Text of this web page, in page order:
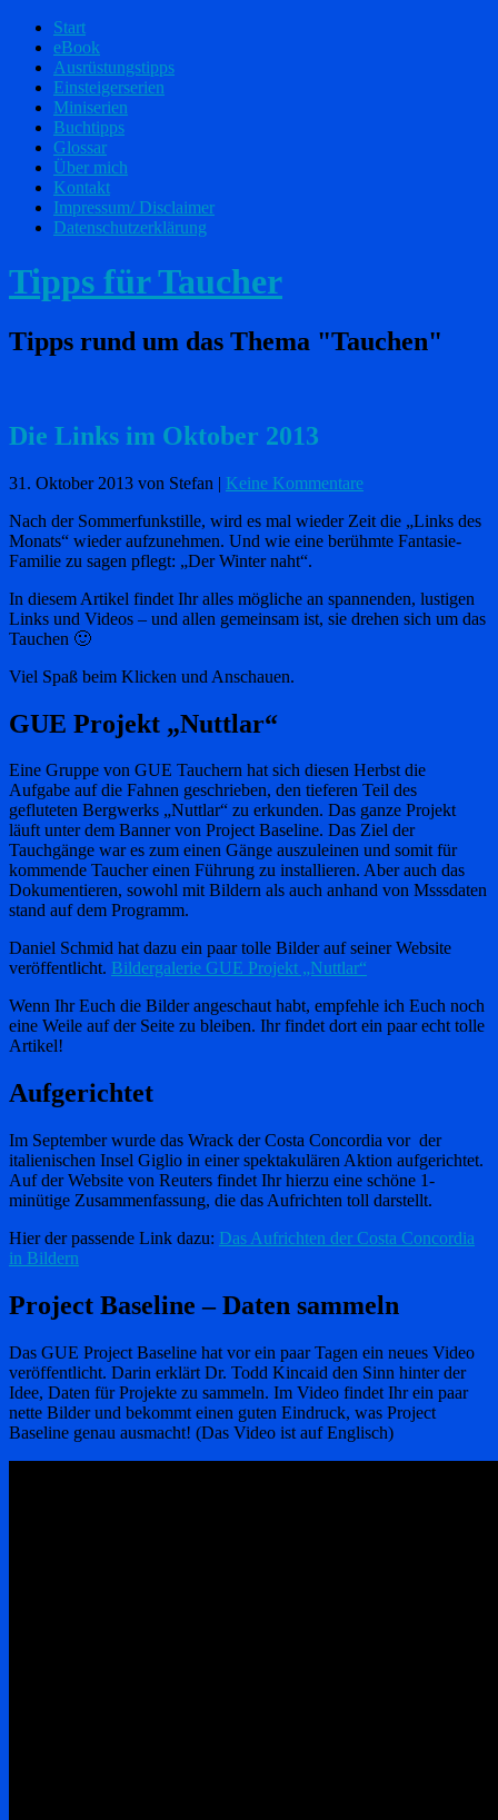
Start
eBook
Ausrüstungstipps
Einsteigerserien
Miniserien
Buchtipps
Glossar
Über mich
Kontakt
Impressum/ Disclaimer
Datenschutzerklärung
Tipps für Taucher
Tipps rund um das Thema "Tauchen"
Die Links im Oktober 2013
31. Oktober 2013 von Stefan | Keine Kommentare
Nach der Sommerfunkstille, wird es mal wieder Zeit die „Links des
Monats“ wieder aufzunehmen. Und wie eine berühmte Fantasie-
Familie zu sagen pflegt: „Der Winter naht“.
In diesem Artikel findet Ihr alles mögliche an spannenden, lustigen
Links und Videos – und allen gemeinsam ist, sie drehen sich um das
Tauchen 🙂
Viel Spaß beim Klicken und Anschauen.
GUE Projekt „Nuttlar“
Eine Gruppe von GUE Tauchern hat sich diesen Herbst die
Aufgabe auf die Fahnen geschrieben, den tieferen Teil des
gefluteten Bergwerks „Nuttlar“ zu erkunden. Das ganze Projekt
läuft unter dem Banner von Project Baseline. Das Ziel der
Tauchgänge war es zum einen Gänge auszuleinen und somit für
kommende Taucher einen Führung zu installieren. Aber auch das
Dokumentieren, sowohl mit Bildern als auch anhand von Msssdaten
stand auf dem Programm.
Daniel Schmid hat dazu ein paar tolle Bilder auf seiner Website
veröffentlicht. Bildergalerie GUE Projekt „Nuttlar“
Wenn Ihr Euch die Bilder angeschaut habt, empfehle ich Euch noch
eine Weile auf der Seite zu bleiben. Ihr findet dort ein paar echt tolle
Artikel!
Aufgerichtet
Im September wurde das Wrack der Costa Concordia vor der
italienischen Insel Giglio in einer spektakulären Aktion aufgerichtet.
Auf der Website von Reuters findet Ihr hierzu eine schöne 1-
minütige Zusammenfassung, die das Aufrichten toll darstellt.
Hier der passende Link dazu: Das Aufrichten der Costa Concordia
in Bildern
Project Baseline – Daten sammeln
Das GUE Project Baseline hat vor ein paar Tagen ein neues Video
veröffentlicht. Darin erklärt Dr. Todd Kincaid den Sinn hinter der
Idee, Daten für Projekte zu sammeln. Im Video findet Ihr ein paar
nette Bilder und bekommt einen guten Eindruck, was Project
Baseline genau ausmacht! (Das Video ist auf Englisch)